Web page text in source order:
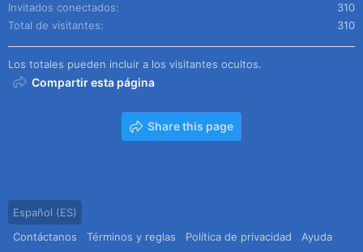
Invitados conectados
310
Total de visitantes
310
Los totales pueden incluir a los visitantes ocultos.
Compartir esta página
Share this page
Español (ES)
Contáctanos
Términos y reglas Política de privacidad Ayuda